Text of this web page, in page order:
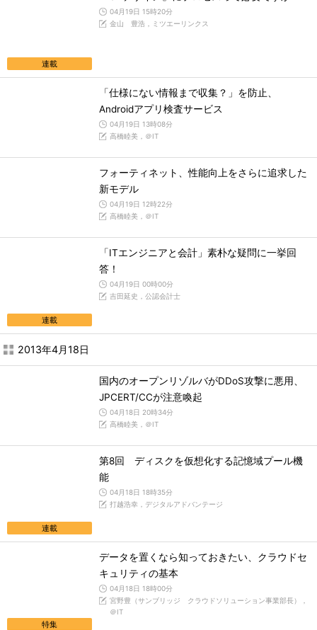
連載
04月19日 15時20分
金山 豊浩，ミツエーリンクス
「仕様にない情報まで収集？」を防止、
Androidアプリ検査サービス
04月19日 13時08分
高橋睦美，＠IT
フォーティネット、性能向上をさらに追求した
新モデル
04月19日 12時22分
高橋睦美，＠IT
連載
「ITエンジニアと会計」素朴な疑問に一挙回
答！
04月19日 00時00分
吉田延史，公認会計士
2013年4月18日
国内のオープンリゾルバがDDoS攻撃に悪用、
JPCERT/CCが注意喚起
04月18日 20時34分
高橋睦美，＠IT
連載
第8回 ディスクを仮想化する記憶域プール機
能
04月18日 18時35分
打越浩幸，デジタルアドバンテージ
特集
データを置くなら知っておきたい、クラウドセ
キュリティの基本
04月18日 18時00分
宮野豊（サンブリッジ クラウドソリューション事業部長），
＠IT